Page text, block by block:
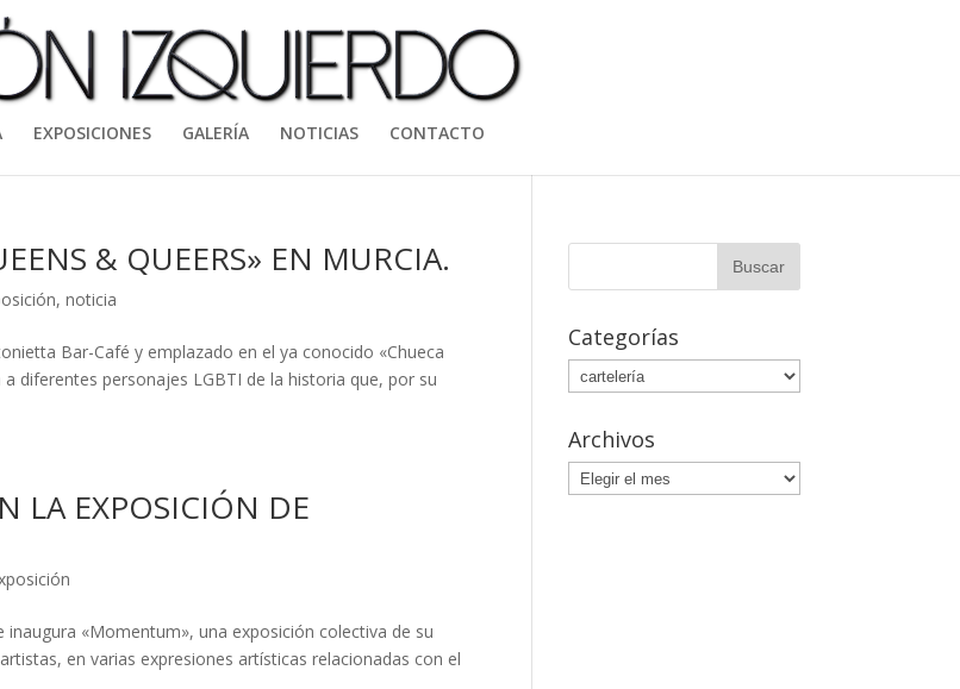
EXPOSICIONES GALERÍA NOTICIAS CONTACTO
& QUEERS» EN MURCIA.
,noticia
Bar-Café y emplazado en el ya conocido «Chueca
diferentes personajes LGBTI de la historia que, por su
LA EXPOSICIÓN DE
«Momentum», una exposición colectiva de su
en varias expresiones artísticas relacionadas con el
Categorías
Categorías
Archivos
Archivos